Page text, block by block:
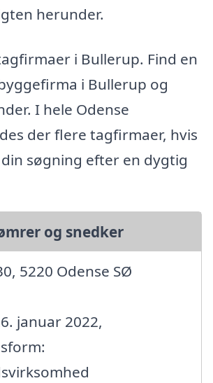
herunder.
i Bullerup. Find en
i Bullerup og
I hele Odense
der flere tagfirmaer, hvis
søgning efter en dygtig
og snedker
5220 Odense SØ
januar 2022,